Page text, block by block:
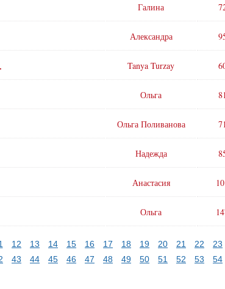
Галина
Александра
Tanya Turzay
Ольга
Ольга Поливанова
Надежда
Анастасия
Ольга
12 13 14 15 16 17 18 19 20 21 22 23
43 44 45 46 47 48 49 50 51 52 53 54